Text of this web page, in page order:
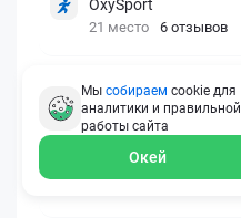
OxySport
21 место 6 отзывов
ERGO AXA
22 место 2 отзыва
Oxy Travel Premium
Мы собираем cookie для
аналитики и правильной
работы сайта
Окей